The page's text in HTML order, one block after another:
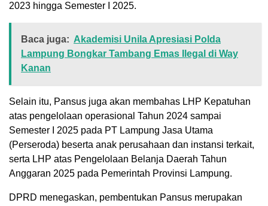
2023 hingga Semester I 2025.
Baca juga: Akademisi Unila Apresiasi Polda
Lampung Bongkar Tambang Emas Ilegal di Way
Kanan
Selain itu, Pansus juga akan membahas LHP Kepatuhan
atas pengelolaan operasional Tahun 2024 sampai
Semester I 2025 pada PT Lampung Jasa Utama
(Perseroda) beserta anak perusahaan dan instansi terkait,
serta LHP atas Pengelolaan Belanja Daerah Tahun
Anggaran 2025 pada Pemerintah Provinsi Lampung.
DPRD menegaskan, pembentukan Pansus merupakan